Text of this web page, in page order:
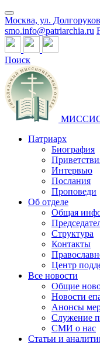
Москва, ул.
smo.info@patriarchia.ru
Поиск
Патриарх
Биография
Интервью
Послания
Проповеди
Об отделе
Общая
Структура
Контакты
Центр
Все новости
Общие
Новости
Анонсы
Служение
СМИ о нас
Статьи и